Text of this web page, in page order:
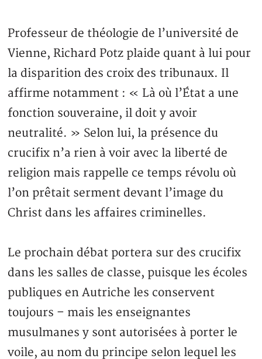
Professeur de théologie de l’université de
Vienne, Richard Potz plaide quant à lui pour
la disparition des croix des tribunaux. Il
affirme notamment : « Là où l’État a une
fonction souveraine, il doit y avoir
neutralité. » Selon lui, la présence du
crucifix n’a rien à voir avec la liberté de
religion mais rappelle ce temps révolu où
l’on prêtait serment devant l’image du
Christ dans les affaires criminelles.
Le prochain débat portera sur des crucifix
dans les salles de classe, puisque les écoles
publiques en Autriche les conservent
toujours – mais les enseignantes
musulmanes y sont autorisées à porter le
voile, au nom du principe selon lequel les